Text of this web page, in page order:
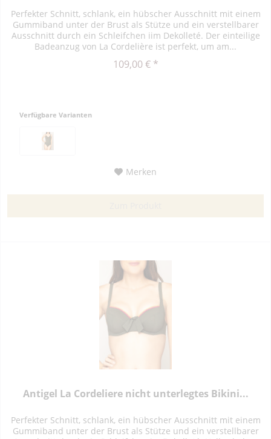
Perfekter Schnitt, schlank, ein hübscher Ausschnitt mit einem
Gummiband unter der Brust als Stütze und ein verstellbarer
Ausschnitt durch ein Schleifchen iim Dekolleté. Der einteilige
Badeanzug von La Cordelière ist perfekt, um am...
109,00 € *
Verfügbare Varianten
Merken
Antigel La Cordeliere nicht unterlegtes Bikini...
Perfekter Schnitt, schlank, ein hübscher Ausschnitt mit einem
Gummiband unter der Brust als Stütze und ein verstellbarer